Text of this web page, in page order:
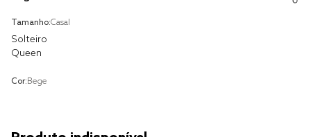
Tamanho:Casal
Solteiro
Queen
Cor:Bege
travesseiro
solteiro king
tencel